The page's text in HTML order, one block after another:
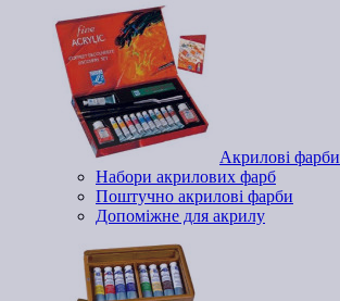
Акрилові фарби
Набори акрилових фарб
Поштучно акрилові фарби
Допоміжне для акрилу